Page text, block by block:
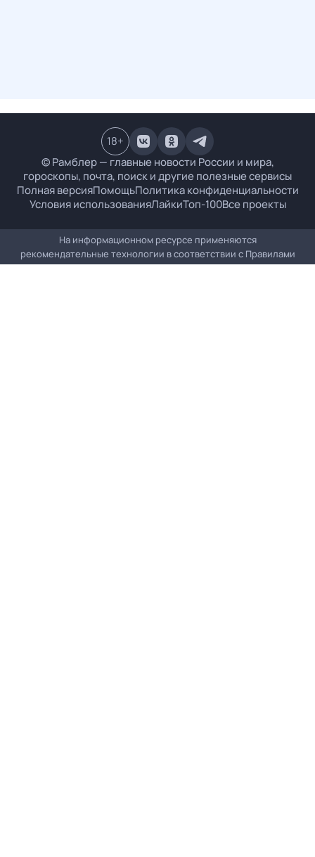
© Рамблер — главные новости России и мира,
гороскопы, почта, поиск и другие полезные сервисы
Полная версияПомощьПолитика конфиденциальности
Условия использованияЛайкиТоп-100Все проекты
18+
На информационном ресурсе применяются
рекомендательные технологии в соответствии с Правилами